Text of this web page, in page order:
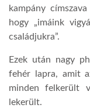
GLOBOTV
AFRIKA TUDÁSTÁR
A NAP SZÉPE
kampány
hogy „imáink
családjukra”.
Ezek után nagy
fehér lapra, amit
minden felkerült
lekerült.